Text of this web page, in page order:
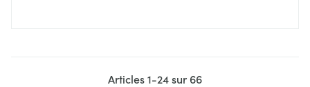
Articles1-24sur 66